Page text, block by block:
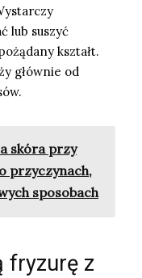
lub suszyć
kształt.
głównie od
skóra przy
przyczynach,
sposobach
fryzurę z